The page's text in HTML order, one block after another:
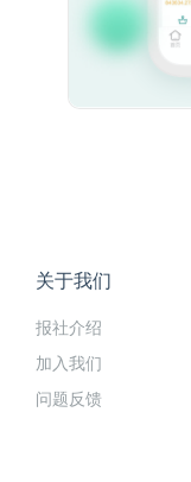
关于我们
报社介绍
加入我们
问题反馈